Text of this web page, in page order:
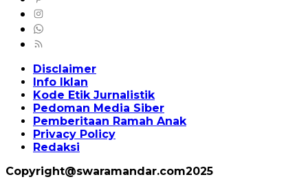
Disclaimer
Info Iklan
Kode Etik Jurnalistik
Pedoman Media Siber
Pemberitaan Ramah Anak
Privacy Policy
Redaksi
Copyright@swaramandar.com2025